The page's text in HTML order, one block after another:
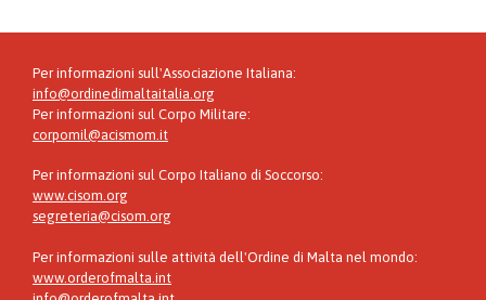
Per informazioni sull'Associazione Italiana:
info@ordinedimaltaitalia.org
Per informazioni sul Corpo Militare:
corpomil@acismom.it
Per informazioni sul Corpo Italiano di Soccorso:
www.cisom.org
segreteria@cisom.org
Per informazioni sulle attività dell'Ordine di Malta nel mondo:
www.orderofmalta.int